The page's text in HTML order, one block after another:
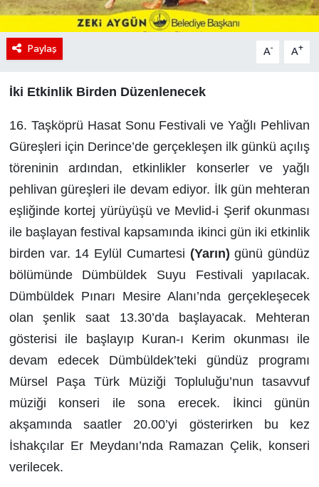
Paylaş A- A+
İki Etkinlik Birden Düzenlenecek
16. Taşköprü Hasat Sonu Festivali ve Yağlı Pehlivan
Güreşleri için Derince’de gerçekleşen ilk günkü açılış
töreninin ardından, etkinlikler konserler ve yağlı
pehlivan güreşleri ile devam ediyor. İlk gün mehteran
eşliğinde kortej yürüyüşü ve Mevlid-i Şerif okunması
ile başlayan festival kapsamında ikinci gün iki etkinlik
birden var. 14 Eylül Cumartesi (Yarın)günü gündüz
bölümünde Dümbüldek Suyu Festivali yapılacak.
Dümbüldek Pınarı Mesire Alanı’nda gerçekleşecek
olan şenlik saat 13.30’da başlayacak. Mehteran
gösterisi ile başlayıp Kuran-ı Kerim okunması ile
devam edecek Dümbüldek’teki gündüz programı
Mürsel Paşa Türk Müziği Topluluğu’nun tasavvuf
müziği konseri ile sona erecek. İkinci günün
akşamında saatler 20.00’yi gösterirken bu kez
İshakçılar Er Meydanı’nda Ramazan Çelik, konseri
verilecek.